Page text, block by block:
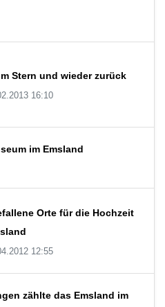
Stern und wieder zurück
16:10
im Emsland
Orte für die Hochzeit
12:55
zählte das Emsland im